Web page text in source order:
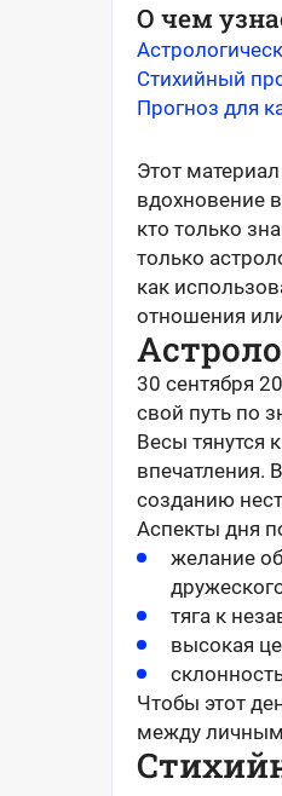
О чем
Стихийный
Прогноз для
Этот
вдохновение
кто только
только
как
отношения
30 сентября
свой путь по
Весы тянутся
впечатления.
созданию
Аспекты дня
желание
тяга к
высокая
Чтобы этот
между